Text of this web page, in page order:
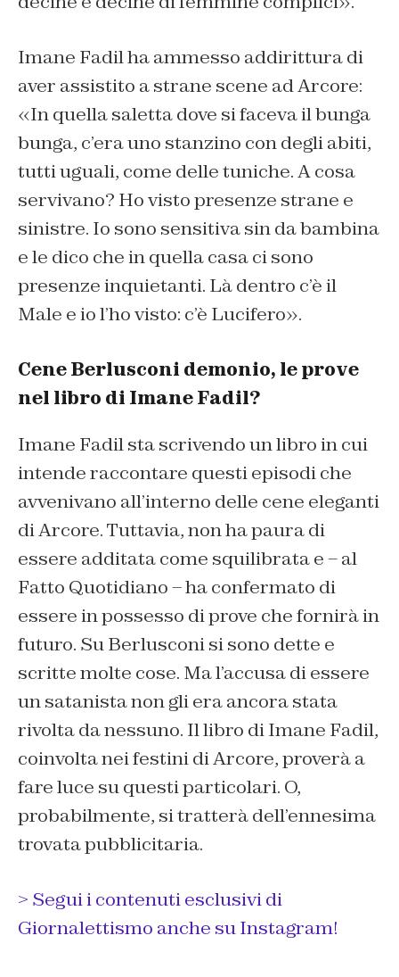
Imane Fadil ha ammesso addirittura di
aver assistito a strane scene ad Arcore:
«In quella saletta dove si faceva il bunga
bunga, c’era uno stanzino con degli abiti,
tutti uguali, come delle tuniche. A cosa
servivano? Ho visto presenze strane e
sinistre. Io sono sensitiva sin da bambina
e le dico che in quella casa ci sono
presenze inquietanti. Là dentro c’è il
Male e io l’ho visto: c’è Lucifero».
Cene Berlusconi demonio, le prove
nel libro di Imane Fadil?
Imane Fadil sta scrivendo un libro in cui
intende raccontare questi episodi che
avvenivano all’interno delle cene eleganti
di Arcore. Tuttavia, non ha paura di
essere additata come squilibrata e – al
Fatto Quotidiano – ha confermato di
essere in possesso di prove che fornirà in
futuro. Su Berlusconi si sono dette e
scritte molte cose. Ma l’accusa di essere
un satanista non gli era ancora stata
rivolta da nessuno. Il libro di Imane Fadil,
coinvolta nei festini di Arcore, proverà a
fare luce su questi particolari. O,
probabilmente, si tratterà dell’ennesima
trovata pubblicitaria.
> Segui i contenuti esclusivi di
Giornalettismo anche su Instagram!